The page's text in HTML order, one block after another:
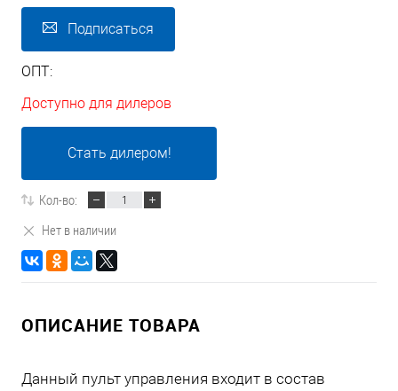
Подписаться
ОПТ:
Доступно для дилеров
Стать дилером!
Кол-во:
Нет в наличии
ОПИСАНИЕ ТОВАРА
Данный пульт управления входит в состав